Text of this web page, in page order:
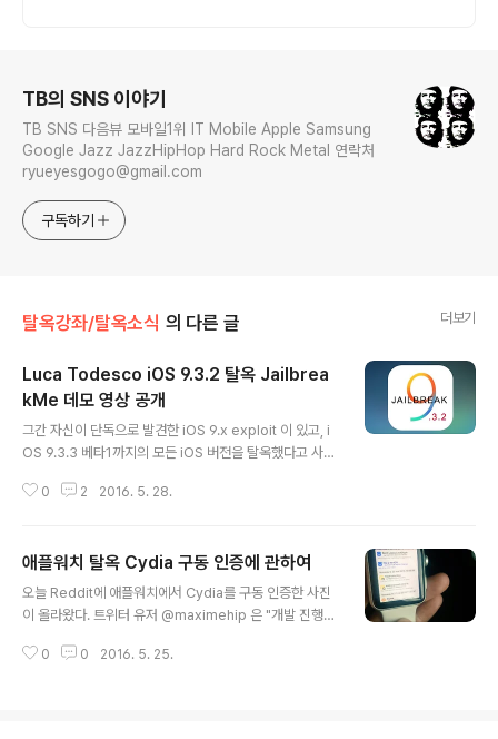
TB의 SNS 이야기
TB SNS 다음뷰 모바일1위 IT Mobile Apple Samsung
Google Jazz JazzHipHop Hard Rock Metal 연락처
ryueyesgogo@gmail.com
구독하기
탈옥강좌/탈옥소식 의 다른 글 더보기
Luca Todesco iOS 9.3.2 탈옥 Jailbrea
kMe 데모 영상 공개
그간 자신이 단독으로 발견한 iOS 9.x exploit 이 있고, i
OS 9.3.3 베타1까지의 모든 iOS 버전을 탈옥했다고 사진
받던 이탈리안 해커 Luca Todesco가 실제 탈옥 인증 영
커 '지오핫' 과 함께 양대 천재 해커라 불리던 코멕스(@co
mex)가 공개했던 오리지널 JailbreakMe와 매우 유사한
패턴의 탈옥 방식을 보인다. 모바일 Safari 브라우저로 접
바일 터미널(MTerminal)을 설치하여 자신의 아이팟터치
0 2 2016. 5. 28.
애플워치 탈옥 Cydia 구동 인증에 관하여
오늘 Reddit에 애플워치에서 Cydia를 구동 인증한 사진
이 올라왔다. 트위터 유저 @maximehip 은 "개발 진행
라도 진위 유무에 관하여 매우 회의적이다. iOS와 엄연히
0 0 2016. 5. 25.